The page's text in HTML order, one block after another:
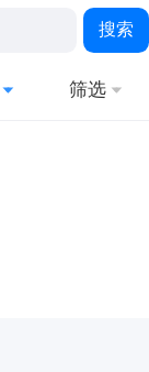
搜索
筛选